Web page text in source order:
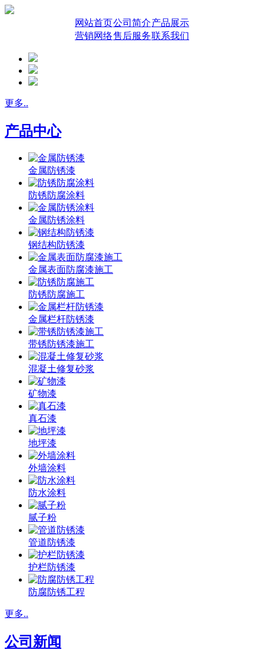
网站首页公司简介产品展示
营销网络售后服务联系我们
更多..
产品中心
金属防锈漆
防锈防腐涂料
金属防锈涂料
钢结构防锈漆
金属表面防腐漆施工
防锈防腐施工
金属栏杆防锈漆
带锈防锈漆施工
混凝土修复砂浆
矿物漆
真石漆
地坪漆
外墙涂料
防水涂料
腻子粉
管道防锈漆
护栏防锈漆
防腐防锈工程
更多..
公司新闻